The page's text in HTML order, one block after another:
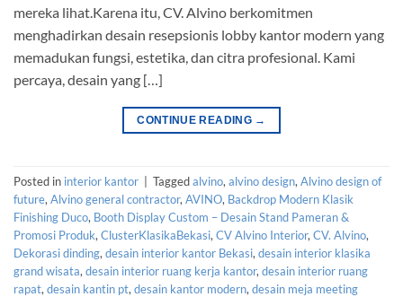
mereka lihat.Karena itu, CV. Alvino berkomitmen
menghadirkan desain resepsionis lobby kantor modern yang
memadukan fungsi, estetika, dan citra profesional. Kami
percaya, desain yang […]
CONTINUE READING →
Posted in interior kantor Taggedalvino,alvino design,Alvino design of
future,Alvino general contractor,AVINO, Backdrop Modern Klasik
Finishing Duco, Booth Display Custom – Desain Stand Pameran &
Promosi Produk,ClusterKlasikaBekasi,CV Alvino Interior,CV. Alvino,
Dekorasi dinding,desain interior kantor Bekasi,desain interior klasika
grand wisata,desain interior ruang kerja kantor,desain interior ruang
rapat,desain kantin pt,desain kantor modern,desain meja meeting